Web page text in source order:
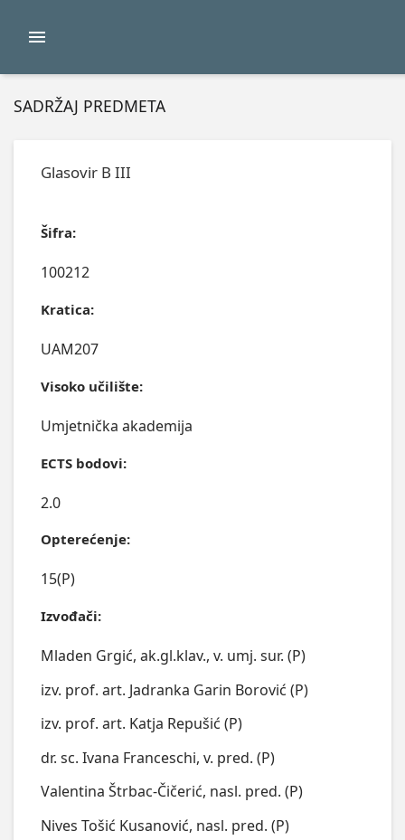
SADRŽAJ PREDMETA
Glasovir B III
Šifra:
100212
Kratica:
UAM207
Visoko učilište:
Umjetnička akademija
ECTS bodovi:
2.0
Opterećenje:
15(P)
Izvođači:
Mladen Grgić, ak.gl.klav., v. umj. sur. (P)
izv. prof. art. Jadranka Garin Borović (P)
izv. prof. art. Katja Repušić (P)
dr. sc. Ivana Franceschi, v. pred. (P)
Valentina Štrbac-Čičerić, nasl. pred. (P)
Nives Tošić Kusanović, nasl. pred. (P)